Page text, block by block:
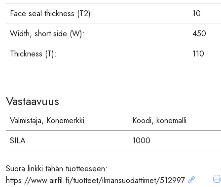
Face seal thickness (T2):
10
Width, short side (W):
450
Thickness (T):
110
Vastaavuus
Valmistaja, Konemerkki
Koodi, konemalli
SILA
1000
Suora linkki tähän tuotteeseen:
https://www.airfil.fi/tuotteet/ilmansuodattimet/512997